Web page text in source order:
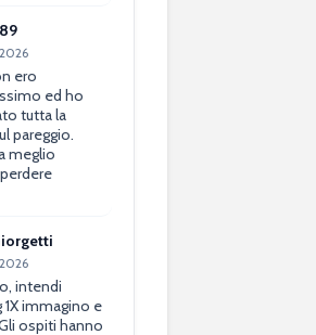
ero
ed ho
tutta la
pareggio.
meglio
intendi
immagino e
ospiti hanno